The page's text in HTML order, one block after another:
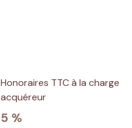
Honoraires TTC à la charge
acquéreur
5 %